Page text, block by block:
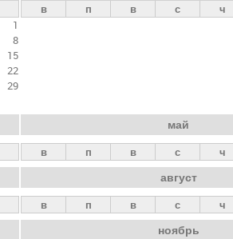
1
8
15
22
29
в п в с ч
май
в п в с ч
август
в п в с ч
ноябрь